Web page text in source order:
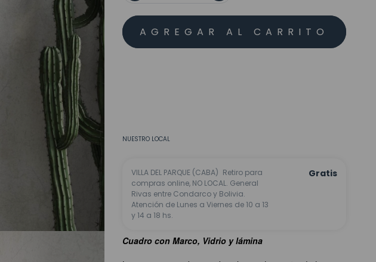
NUESTRO LOCAL
VILLA DEL PARQUE (CABA) Retiro para
compras online, NO LOCAL. General
Rivas entre Condarco y Bolivia.
Atención de Lunes a Viernes de 10 a 13
y 14 a 18 hs.
Gratis
Cuadro con Marco, Vidrio y lámina